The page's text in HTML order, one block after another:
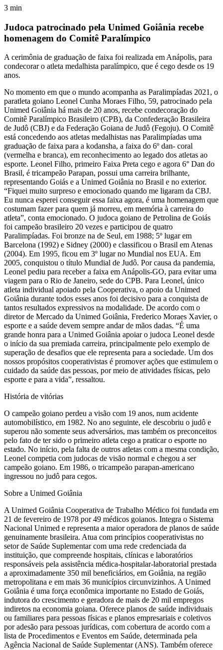
3 min
Judoca patrocinado pela Unimed Goiânia recebe
homenagem do Comitê Paralímpico
A cerimônia de graduação de faixa foi realizada em Anápolis, para
condecorar o atleta medalhista paralímpico, que é cego desde os 19
anos.
No momento em que o mundo acompanha as Paralimpíadas 2021, o
paratleta goiano Leonel Cunha Moraes Filho, 59, patrocinado pela
Unimed Goiânia há mais de 20 anos, recebe condecoração do
Comitê Paralímpico Brasileiro (CPB), da Confederação Brasileira
de Judô (CBJ) e da Federação Goiana de Judô (Fegoju). O Comitê
está concedendo aos atletas medalhistas nas Paralimpíadas uma
graduação de faixa para a kodansha, a faixa do 6º dan- coral
(vermelha e branca), em reconhecimento ao legado dos atletas ao
esporte. Leonel Filho, primeiro Faixa Preta cego e agora 6° Dan do
Brasil, é tricampeão Parapan, possui uma carreira brilhante,
representando Goiás e a Unimed Goiânia no Brasil e no exterior.
“Fiquei muito surpreso e emocionado quando me ligaram da CBJ.
Eu nunca esperei conseguir essa faixa agora, é uma homenagem que
costumam fazer para quem já morreu, em memória à carreira do
atleta”, conta emocionado. O judoca goiano de Petrolina de Goiás
foi campeão brasileiro 20 vezes e participou de quatro
Paralimpíadas. Foi bronze na de Seul, em 1988; 5º lugar em
Barcelona (1992) e Sidney (2000) e classificou o Brasil em Atenas
(2004). Em 1995, ficou em 3º lugar no Mundial nos EUA. Em
2005, conquistou o título Mundial de Judô. Por causa da pandemia,
Leonel pediu para receber a faixa em Anápolis-GO, para evitar uma
viagem para o Rio de Janeiro, sede do CPB. Para Leonel, único
atleta individual apoiado pela Cooperativa, o apoio da Unimed
Goiânia durante todos esses anos foi decisivo para a conquista de
tantos resultados expressivos na modalidade. De acordo com o
diretor de Mercado da Unimed Goiânia, Frederico Moraes Xavier, o
esporte e a saúde devem sempre andar de mãos dadas. “É uma
grande honra para a Unimed Goiânia apoiar o judoca Leonel desde
o início da sua premiada carreira, principalmente pelo exemplo de
superação de desafios que ele representa para a sociedade. Um dos
nossos propósitos cooperativistas é promover ações que estimulem o
cuidado da saúde das pessoas, por meio de atividades físicas, pelo
esporte e para a vida”, ressaltou.
História de vitórias
O campeão goiano perdeu a visão com 19 anos, num acidente
automobilístico, em 1982. No ano seguinte, ele descobriu o judô e
superou não somente seus adversários, mas também os preconceitos
pelo fato de ter sido o primeiro atleta cego a praticar o esporte no
estado. No início, pela falta de outros atletas com a mesma condição,
Leonel competia com judocas de visão normal e chegou a ser
campeão goiano. Em 1986, o tricampeão parapan-americano
ingressou no judô para cegos.
Sobre a Unimed Goiânia
A Unimed Goiânia Cooperativa de Trabalho Médico foi fundada em
21 de fevereiro de 1978 por 49 médicos goianos. Integra o Sistema
Nacional Unimed e representa a maior operadora de planos de saúde
genuinamente brasileira. Atua com princípios cooperativistas no
setor de Saúde Suplementar com uma rede credenciada da
instituição, que compreende hospitais, clínicas e laboratórios
responsáveis pela assistência médica-hospitalar-laboratorial prestada
a aproximadamente 350 mil beneficiários, em Goiânia, na região
metropolitana e em mais 36 municípios circunvizinhos. A Unimed
Goiânia é uma força econômica importante no Estado de Goiás,
indutora do crescimento e geradora de mais de 20 mil empregos
indiretos na economia goiana. Oferece planos de saúde individuais
ou familiares para pessoas físicas e planos empresariais e coletivos
por adesão para pessoas jurídicas, com cobertura de acordo com a
lista de Procedimentos e Eventos em Saúde, determinada pela
Agência Nacional de Saúde Suplementar (ANS). Também oferece